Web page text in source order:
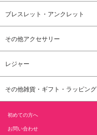
ブレスレット・アンクレット
その他アクセサリー
レジャー
その他雑貨・ギフト・ラッピング
初めての方へ
お問い合わせ